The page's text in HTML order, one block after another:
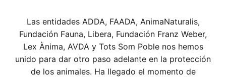
Las entidades ADDA, FAADA, AnimaNaturalis,
Fundación Fauna, Libera, Fundación Franz Weber,
Lex Ànima, AVDA y Tots Som Poble nos hemos
unido para dar otro paso adelante en la protección
de los animales. Ha llegado el momento de